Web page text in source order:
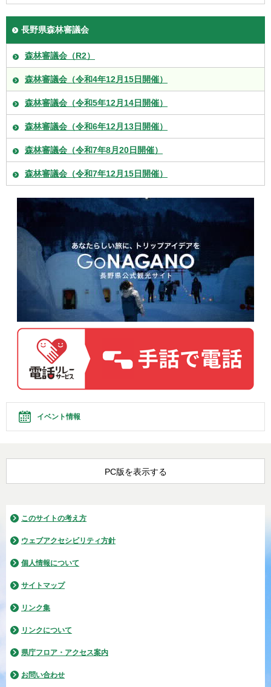
長野県森林審議会
森林審議会（R2）
森林審議会（令和4年12月15日開催）
森林審議会（令和5年12月14日開催）
森林審議会（令和6年12月13日開催）
森林審議会（令和7年8月20日開催）
森林審議会（令和7年12月15日開催）
イベント情報
PC版を表示する
このサイトの考え方
ウェブアクセシビリティ方針
個人情報について
サイトマップ
リンク集
リンクについて
県庁フロア・アクセス案内
お問い合わせ